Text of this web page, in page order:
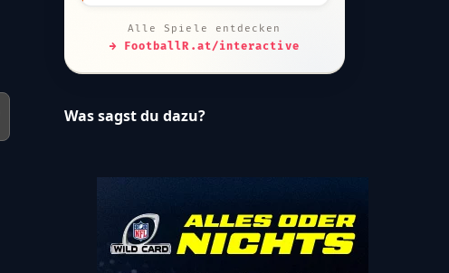
Alle Spiele entdecken
→ FootballR.at/interactive
Was sagst du dazu?